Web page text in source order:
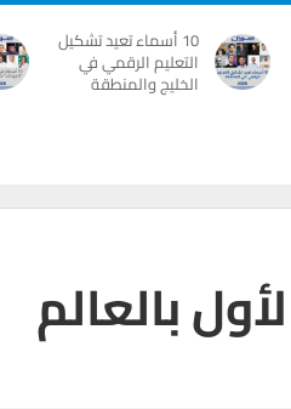
10 أسماء تعيد تشكيل
التعليم الرقمي في
الخليج والمنطقة
بالعالم